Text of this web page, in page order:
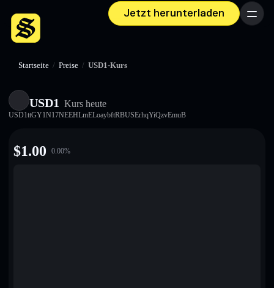
Jetzt herunterladen Menü
Startseite / Preise / USD1-Kurs
USD1 Kurs heute
USD1ttGY1N17NEEHLmELoaybftRBUSErhqYiQzvEmuB
$1.00 0.00%